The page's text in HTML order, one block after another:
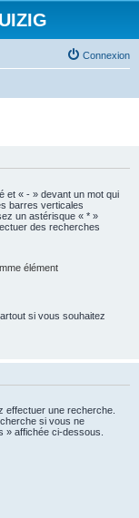
Connexion
et « - » devant un mot qui
barres verticales
un astérisque « * »
des recherches
élément
si vous souhaitez
effectuer une recherche.
si vous ne
» affichée ci-dessous.